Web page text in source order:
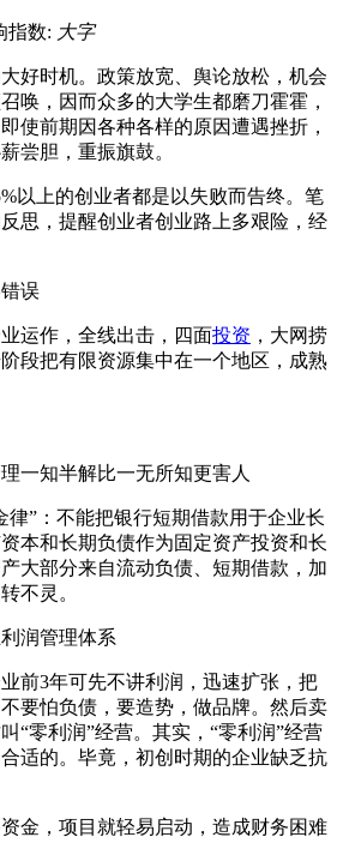
指数: 大字
时机。政策放宽、舆论放松，机会
唤，因而众多的大学生都磨刀霍霍，
使前期因各种各样的原因遭遇挫折，
尝胆，重振旗鼓。
上的创业者都是以失败而告终。笔
思，提醒创业者创业路上多艰险，经
误
作，全线出击，四面投资 ，大网捞
段把有限资源集中在一个地区，成熟
知半解比一无所知更害人
”：不能把银行短期借款用于企业长
本和长期负债作为固定资产投资和长
大部分来自流动负债、短期借款，加
不灵。
润管理体系
3年可先不讲利润，迅速扩张，把
要怕负债，要造势，做品牌。然后卖
“零利润”经营。其实，“零利润”经营
适的。毕竟，初创时期的企业缺乏抗
，项目就轻易启动，造成财务困难